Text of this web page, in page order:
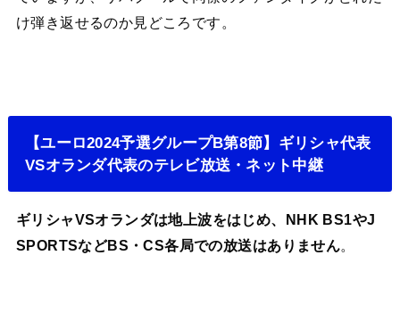
け弾き返せるのか見どころです。
【ユーロ2024予選グループB第8節】ギリシャ代表
VSオランダ代表のテレビ放送・ネット中継
ギリシャVSオランダは地上波をはじめ、NHK BS1やJ
SPORTSなどBS・CS各局での放送はありません。